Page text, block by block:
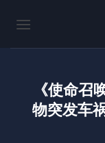
《使命召
物突发车